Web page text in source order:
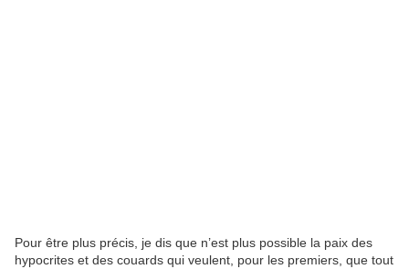
Pour être plus précis, je dis que n’est plus possible la paix des
hypocrites et des couards qui veulent, pour les premiers, que tout